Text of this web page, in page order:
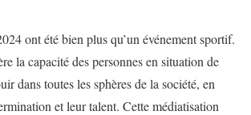
ont été bien plus qu’un événement sportif.
la capacité des personnes en situation de
dans toutes les sphères de la société, en
et leur talent. Cette médiatisation